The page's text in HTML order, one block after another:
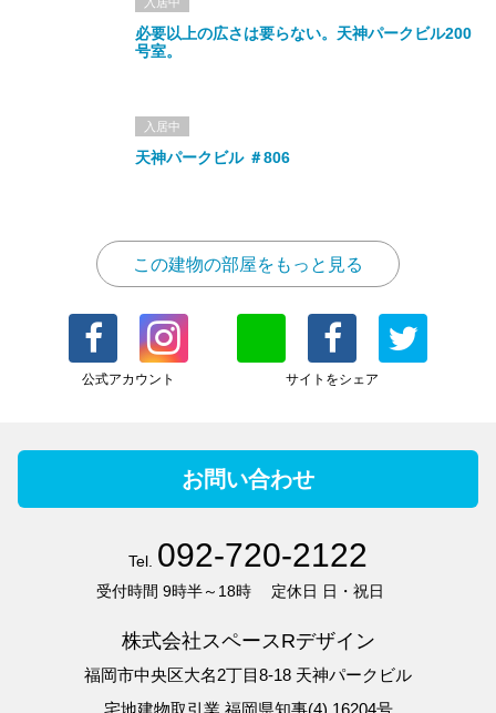
必要以上の広さは要らない。天神パークビル200
号室。
入居中
天神パークビル ＃806
この建物の部屋をもっと見る
公式アカウント サイトをシェア
お問い合わせ
Tel. 092-720-2122
受付時間 9時半～18時 定休日 日・祝日
株式会社スペースRデザイン
福岡市中央区大名2丁目8-18 天神パークビル
宅地建物取引業 福岡県知事(4) 16204号